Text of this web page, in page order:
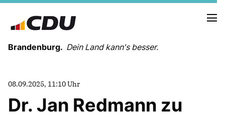
Brandenburg. Dein Land kann's besser.
08.09.2025, 11:10 Uhr
Dr. Jan Redmann zu